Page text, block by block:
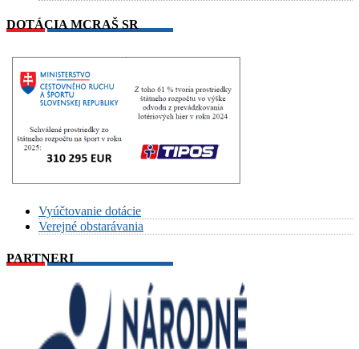
DOTÁCIA MCRAŠ SR
Vyúčtovanie dotácie
Verejné obstarávania
PARTNERI